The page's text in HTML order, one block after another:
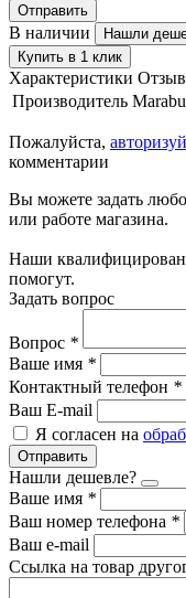
Отправить
В наличии
Нашли
Купить в 1 клик
Характеристики
Производитель Marabu
Пожалуйста,
комментарии
Вы можете задать
или работе магазина.
Наши
помогут.
Задать вопрос
Вопрос *
Ваше имя *
Контактный телефон *
Ваш E-mail
Я согласен на
Отправить
Нашли дешевле?
Ваше имя *
Ваш номер телефона *
Ваш e-mail
Ссылка на товар